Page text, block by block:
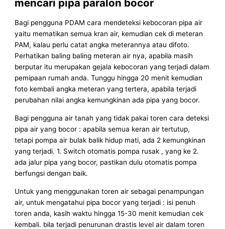
mencari pipa paralon bocor
Bagi pengguna PDAM cara mendeteksi kebocoran pipa air
yaitu mematikan semua kran air, kemudian cek di meteran
PAM, kalau perlu catat angka meterannya atau difoto.
Perhatikan baling baling meteran air nya, apabila masih
berputar itu merupakan gejala kebocoran yang terjadi dalam
pemipaan rumah anda. Tunggu hingga 20 menit kemudian
foto kembali angka meteran yang tertera, apabila terjadi
perubahan nilai angka kemungkinan ada pipa yang bocor.
Bagi pengguna air tanah yang tidak pakai toren cara deteksi
pipa air yang bocor : apabila semua keran air tertutup,
tetapi pompa air bulak balik hidup mati, ada 2 kemungkinan
yang terjadi. 1. Switch otomatis pompa rusak , yang ke 2.
ada jalur pipa yang bocor, pastikan dulu otomatis pompa
berfungsi dengan baik.
Untuk yang menggunakan toren air sebagai penampungan
air, untuk mengatahui pipa bocor yang terjadi : isi penuh
toren anda, kasih waktu hingga 15-30 menit kemudian cek
kembali. bila terjadi penurunan drastis level air dalam toren